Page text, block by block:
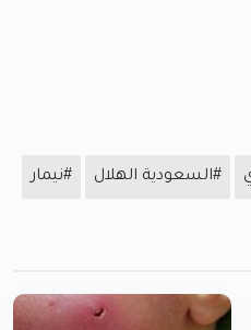
#السعودية الهلال #نيمار